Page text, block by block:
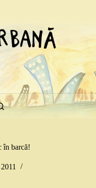
în barcă!